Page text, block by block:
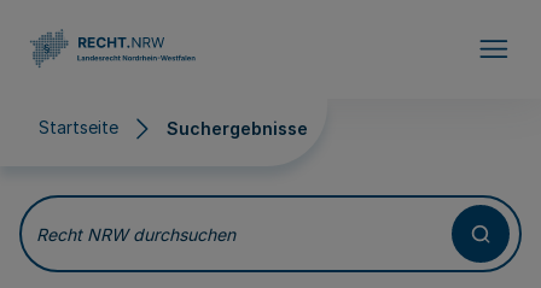
Startseite Suchergebnisse
Suchergebnisse
Recht NRW durchsuchen